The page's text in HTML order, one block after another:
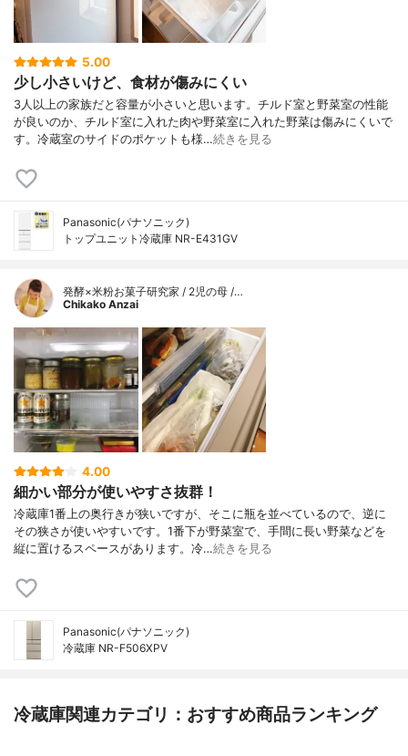
5.00
少し小さいけど、食材が傷みにくい
3人以上の家族だと容量が小さいと思います。チルド室と野菜室の性能
が良いのか、チルド室に入れた肉や野菜室に入れた野菜は傷みにくいで
す。冷蔵室のサイドのポケットも様…続きを見る
Panasonic(パナソニック)
トップユニット冷蔵庫 NR-E431GV
発酵×米粉お菓子研究家 / 2児の母 /…
Chikako Anzai
4.00
細かい部分が使いやすさ抜群！
冷蔵庫1番上の奥行きが狭いですが、そこに瓶を並べているので、逆に
その狭さが使いやすいです。1番下が野菜室で、手間に長い野菜などを
縦に置けるスペースがあります。冷…続きを見る
Panasonic(パナソニック)
冷蔵庫 NR-F506XPV
冷蔵庫関連カテゴリ：おすすめ商品ランキング